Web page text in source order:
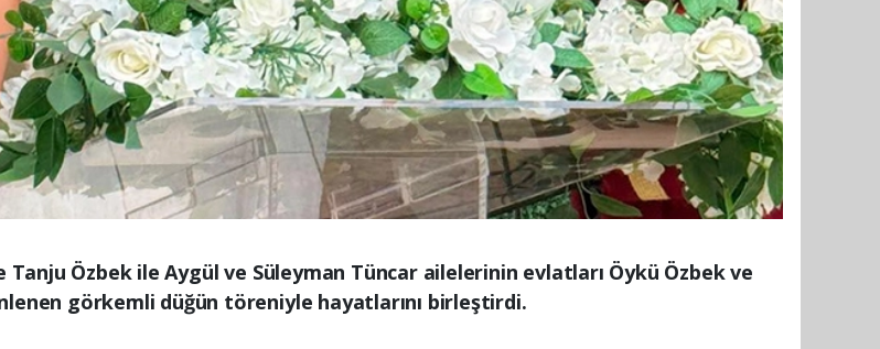
Tanju Özbek ile Aygül ve Süleyman Tüncar ailelerinin evlatları Öykü Özbek ve
görkemli düğün töreniyle hayatlarını birleştirdi.